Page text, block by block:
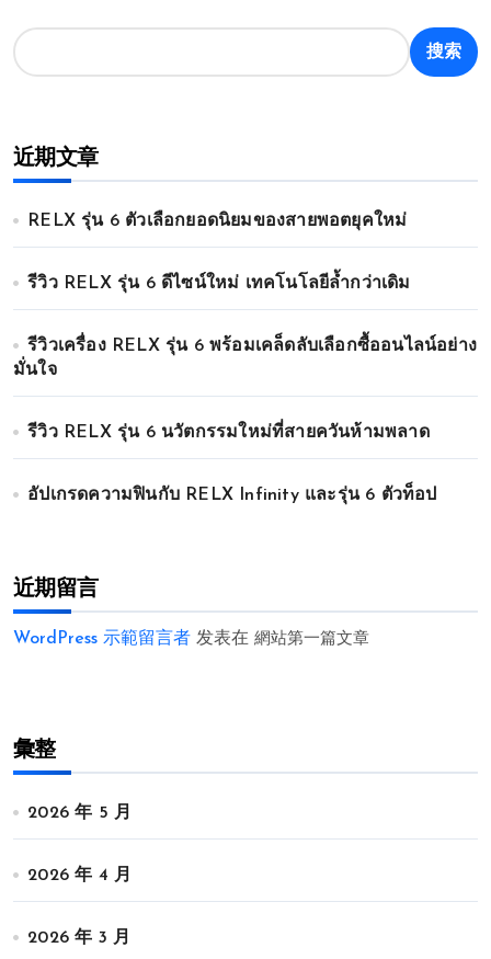
搜索
近期文章
RELX รุ่น 6 ตัวเลือกยอดนิยมของสายพอตยุคใหม่
รีวิว RELX รุ่น 6 ดีไซน์ใหม่ เทคโนโลยีล้ำกว่าเดิม
รีวิวเครื่อง RELX รุ่น 6 พร้อมเคล็ดลับเลือกซื้ออนไลน์อย่าง
มั่นใจ
รีวิว RELX รุ่น 6 นวัตกรรมใหม่ที่สายควันห้ามพลาด
อัปเกรดความฟินกับ RELX Infinity และรุ่น 6 ตัวท็อป
近期留言
WordPress 示範留言者 发表在 網站第一篇文章
彙整
2026 年 5 月
2026 年 4 月
2026 年 3 月